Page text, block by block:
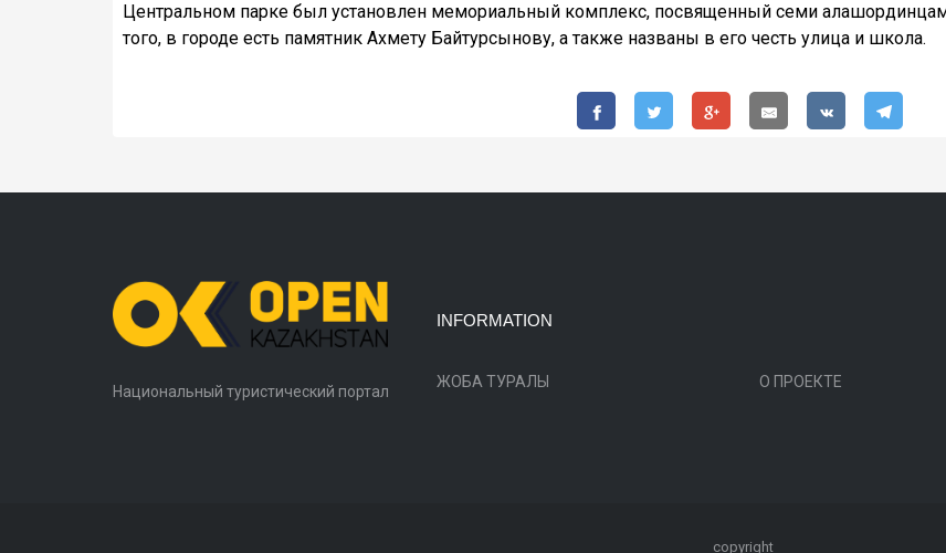
Центральном парке был установлен мемориальный комплекс, посвященный семи
того, в городе есть памятник Ахмету Байтурсынову, а также названы в его честь улица и школа.
Национальный туристический портал
INFORMATION
ЖОБА ТУРАЛЫ О ПРОЕКТЕ
copyright